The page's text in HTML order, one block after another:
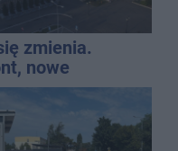
zmienia.
nowe
a przed
stanie
ARENA